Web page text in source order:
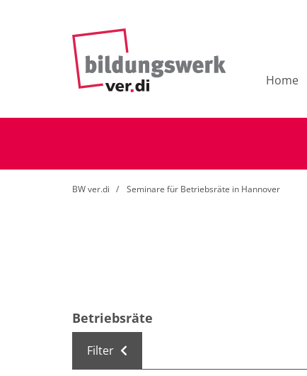
Home
BW ver.di Seminare für Betriebsräte in Hannover
Betriebsräte
Filter